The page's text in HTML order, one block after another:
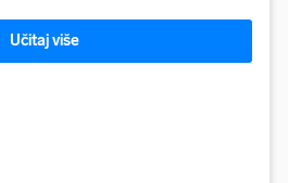
Učitaj više